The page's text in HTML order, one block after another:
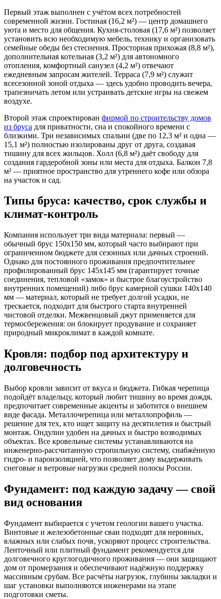
Первый этаж выполнен с учётом всех потребностей
современной жизни. Гостиная (16,2 м²) — центр домашнего
уюта и место для общения. Кухня-столовая (17,6 м²) позволяет
установить всю необходимую мебель, технику и организовать
семейные обеды без стеснения. Просторная прихожая (8,8 м²),
дополнительная котельная (3,2 м²) для автономного
отопления, комфортный санузел (4,2 м²) отвечают
ежедневным запросам жителей. Терраса (7,9 м²) служит
всесезонной зоной отдыха — здесь удобно проводить вечера,
трапезничать летом или устраивать детские игры на свежем
воздухе.
Второй этаж спроектирован фирмой по строительству домов
из бруса для приватности, сна и спокойного времени с
близкими. Три независимых спальни (две по 12,3 м² и одна —
15,1 м²) полностью изолированы друг от друга, создавая
тишину для всех жильцов. Холл (6,8 м²) даёт свободу для
создания гардеробной зоны или места для отдыха. Балкон 7,8
м² — приятное пространство для утреннего кофе или обзора
на участок и сад.
Типы бруса: качество, срок службы и
климат-контроль
Компания использует три вида материала: первый —
обычный брус 150х150 мм, который часто выбирают при
ограниченном бюджете для сезонных или дачных строений.
Однако для постоянного проживания предпочтительнее
профилированный брус 145х145 мм (гарантирует точные
соединения, тепловой «замок» и быстрое благоустройство
внутренних помещений) либо брус камерной сушки 140х140
мм — материал, который не требует долгой усадки, не
трескается, подходит для быстрого старта внутренней
чистовой отделки. Межвенцовый джут применяется для
термосбережения: он блокирует продувание и сохраняет
природный микроклимат в каждой комнате.
Кровля: подбор под архитектуру и
долговечность
Выбор кровли зависит от вкуса и бюджета. Гибкая черепица
подойдёт владельцу, который любит тишину во время дождя,
предпочитает современные акценты и заботится о внешнем
виде фасада. Металлочерепица или металлопрофиль —
решение для тех, кто ищет защиту на десятилетия и быстрый
монтаж. Ондулин удобен на дачных и быстро возводимых
объектах. Все кровельные системы устанавливаются на
инженерно-рассчитанную стропильную систему, снабжённую
гидро- и пароизоляцией, что позволяет дому выдерживать
снеговые и ветровые нагрузки средней полосы России.
Фундамент: под каждую задачу — свой
вид основания
Фундамент выбирается с учетом геологии вашего участка.
Винтовые и железобетонные сваи подходят для неровных,
влажных или слабых почв, ускоряют процесс строительства.
Ленточный или плитный фундамент рекомендуется для
долговечного круглогодичного проживания — они защищают
дом от промерзания и обеспечивают надёжную поддержку
массивным срубам. Все расчёты нагрузок, глубины закладки и
шаг установки выполняются инженерами на этапе
подготовки сметы.